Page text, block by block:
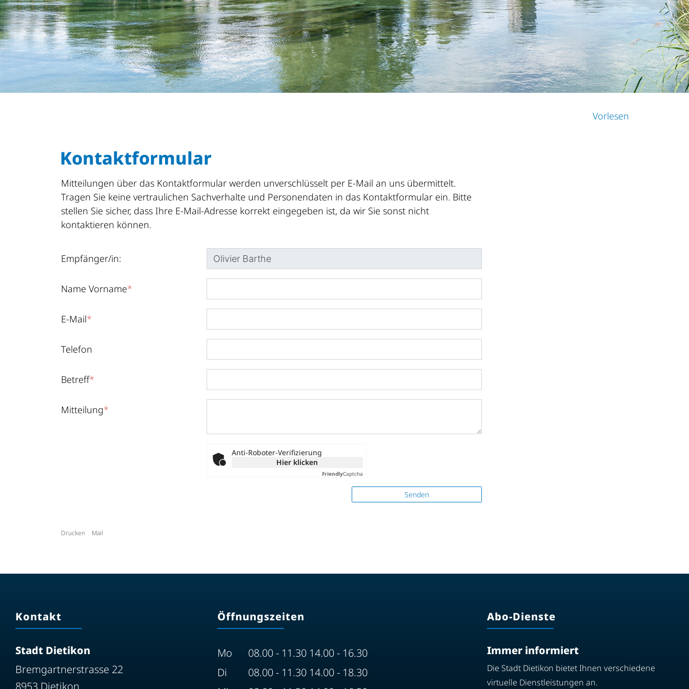
Vorlesen
Kontaktformular
Mitteilungen über das Kontaktformular werden unverschlüsselt per E-Mail an uns übermittelt.
Tragen Sie keine vertraulichen Sachverhalte und Personendaten in das Kontaktformular ein. Bitte
stellen Sie sicher, dass Ihre E-Mail-Adresse korrekt eingegeben ist, da wir Sie sonst nicht
kontaktieren können.
Empfänger/in:
Name Vorname*
E-Mail*
Telefon
Betreff*
Mitteilung*
Anti-Roboter-Verifizierung
Hier klicken
FriendlyCaptcha
Senden
Drucken Mail
Kontakt
Stadt Dietikon
Bremgartnerstrasse 22
8953 Dietikon
Öffnungszeiten
Mo
08.00 - 11.30 14.00 - 16.30
Di
08.00 - 11.30 14.00 - 18.30
Abo-Dienste
Immer informiert
Die Stadt Dietikon bietet Ihnen verschiedene
virtuelle Dienstleistungen an.